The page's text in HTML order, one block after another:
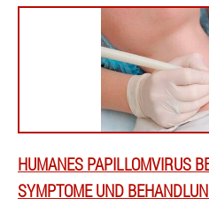
HUMANES PAPILLOMVIRUS
SYMPTOME UND